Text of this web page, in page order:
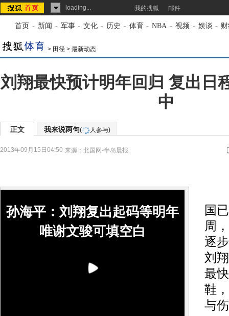
loading... 我的搜狐 邮件
首页 - 新闻 - 军事 - 文化 - 历史 - 体育 - NBA - 视频 - 娱谈 -
> 田径 > 最新动态
刘翔最快预计明年回归 复出日
中
正文 我来说两句( 人参与)
2013年09月15日04:50 来源： 北国网-半岛晨报
孙海平：刘翔复出起码等明年
唯谢文骏可填空白
国
周
逐
刘
最
鞋
与